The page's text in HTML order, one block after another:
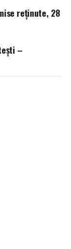
reținute, 28
–